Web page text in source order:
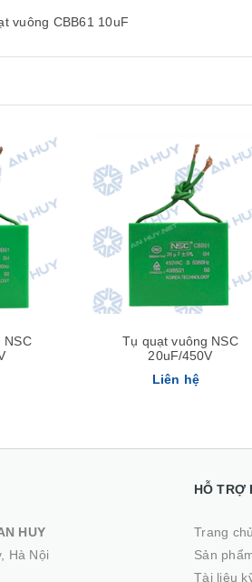
vuông CBB61 10uF
Xem nhanh
NSC
Tụ quạt vuông NSC
20uF/450V
Liên hệ
HUY
Hà Nội
HỖ TRỢ
Trang chủ
Sản
Tài liệu